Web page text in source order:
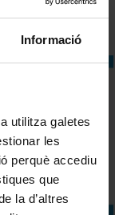
Informació
utilitza galetes
les
perquè accediu
que
la d’altres